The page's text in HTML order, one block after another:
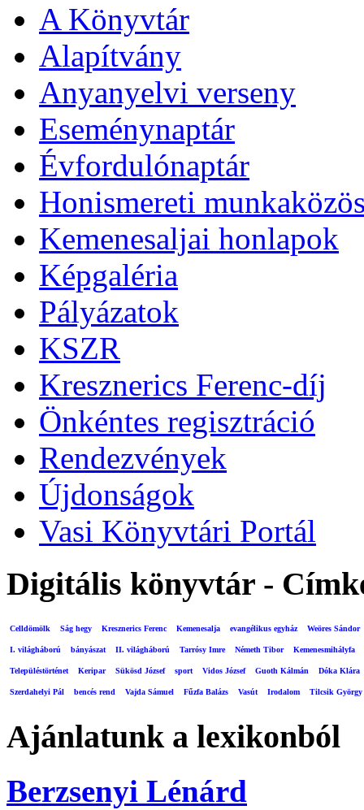
A Könyvtár
Alapítvány
Anyanyelvi verseny
Eseménynaptár
Évfordulónaptár
Honismereti
Kemenesaljai honlapok
Képgaléria
Pályázatok
KSZR
Kresznerics Ferenc-díj
Önkéntes regisztráció
Rendezvények
Újdonságok
Vasi Könyvtári Portál
Digitális könyvtár -
Celldömölk Ság hegy Kresznerics Ferenc Kemenesalja evangélikus egyház Weöres Sándor
I. világháború bányászat II. világháború Tarrósy Imre Németh Tibor Kemenesmihályfa
Településtörténet Keripar Sükösd József sport Vidos József Guoth Kálmán Dóka Klára
Szerdahelyi Pál bencés rend Vajda Sámuel Fűzfa Balázs Vasút Irodalom Tilcsik György
Ajánlatunk a lexikonból
Berzsenyi Lénárd